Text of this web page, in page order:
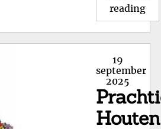
reading
je
Posted
on
19
september
2025
Houten